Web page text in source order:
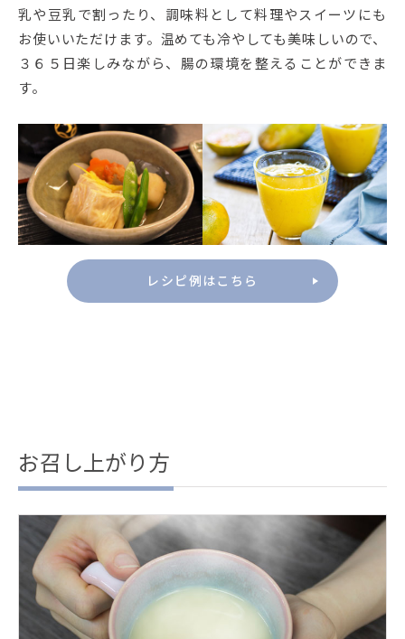
乳や豆乳で割ったり、調味料として料理やスイーツにも
お使いいただけます。温めても冷やしても美味しいので、
３６５日楽しみながら、腸の環境を整えることができま
す。
レシピ例はこちら
お召し上がり方